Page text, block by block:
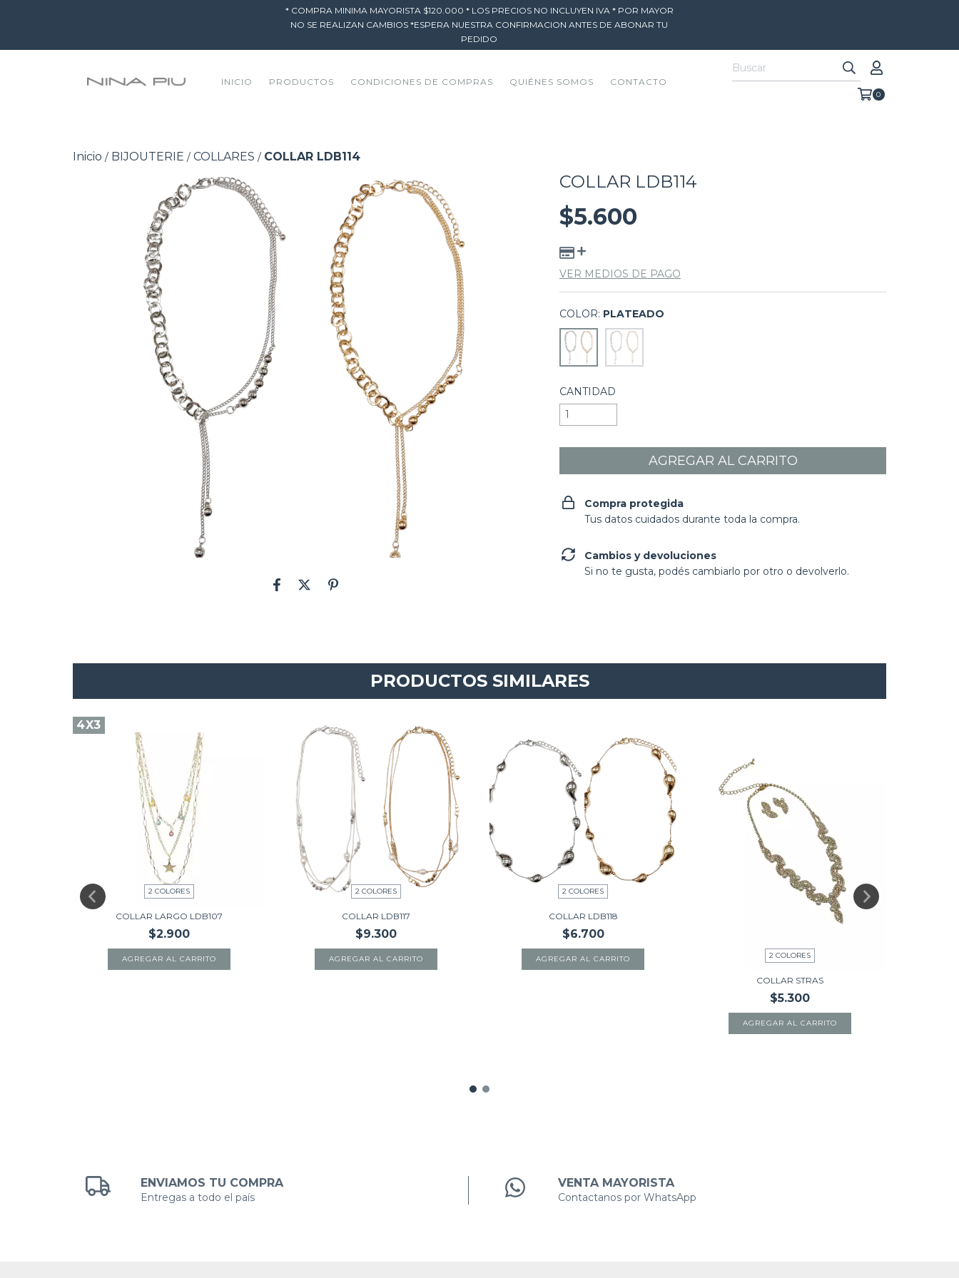
* COMPRA MINIMA MAYORISTA $120.000 * LOS PRECIOS NO INCLUYEN IVA * POR MAYOR
NO SE REALIZAN CAMBIOS *ESPERA NUESTRA CONFIRMACION ANTES DE ABONAR TU
PEDIDO
INICIO PRODUCTOS CONDICIONES DE COMPRAS QUIÉNES SOMOS CONTACTO
0
Inicio / BIJOUTERIE / COLLARES / COLLAR LDB114
COLLAR LDB114
$5.600
VER MEDIOS DE PAGO
COLOR: PLATEADO
CANTIDAD
Compra protegida
Tus datos cuidados durante toda la compra.
Cambios y devoluciones
Si no te gusta, podés cambiarlo por otro o devolverlo.
PRODUCTOS SIMILARES
4X3
2 COLORES
COLLAR LARGO LDB107
$2.900
AGREGAR AL CARRITO
2 COLORES
COLLAR LDB117
$9.300
AGREGAR AL CARRITO
2 COLORES
COLLAR LDB118
$6.700
AGREGAR AL CARRITO 2 COLORES
COLLAR STRAS
$5.300
AGREGAR AL CARRITO
ENVIAMOS TU COMPRA
Entregas a todo el país
VENTA MAYORISTA
Contactanos por WhatsApp